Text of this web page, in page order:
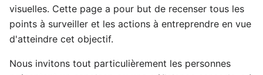
visuelles. Cette page a pour but de recenser tous les
points à surveiller et les actions à entreprendre en vue
d'atteindre cet objectif.
Nous invitons tout particulièrement les personnes